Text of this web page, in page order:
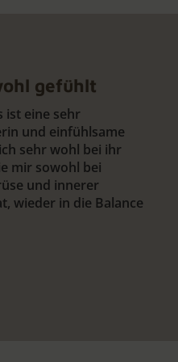
gefühlt
ist eine sehr
und einfühlsame
sehr wohl bei ihr
mir sowohl bei
und innerer
wieder in die Balance